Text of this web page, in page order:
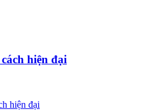
hiện đại